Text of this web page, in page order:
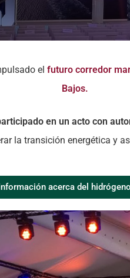
el futuro corredor
Bajos.
en un acto con
la transición energética y
acerca del